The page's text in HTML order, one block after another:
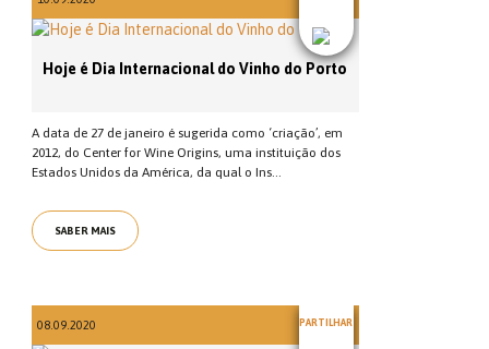
Hoje é Dia Internacional do Vinho do Porto
A data de 27 de janeiro é sugerida como ‘criação’, em
2012, do Center for Wine Origins, uma instituição dos
Estados Unidos da América, da qual o Ins...
SABER MAIS
08.09.2020 PARTILHAR